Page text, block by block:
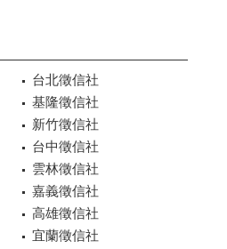
台北徵信社
基隆徵信社
新竹徵信社
台中徵信社
雲林徵信社
嘉義徵信社
高雄徵信社
宜蘭徵信社